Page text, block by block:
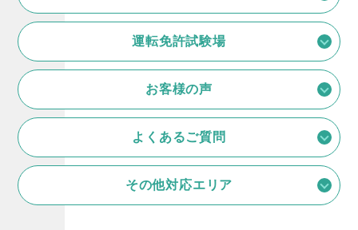
運転免許試験場
お客様の声
よくあるご質問
その他対応エリア